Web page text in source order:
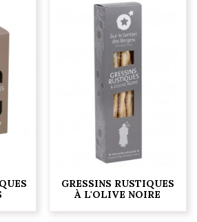
GRESSINS RUSTIQUES
À L'OLIVE NOIRE